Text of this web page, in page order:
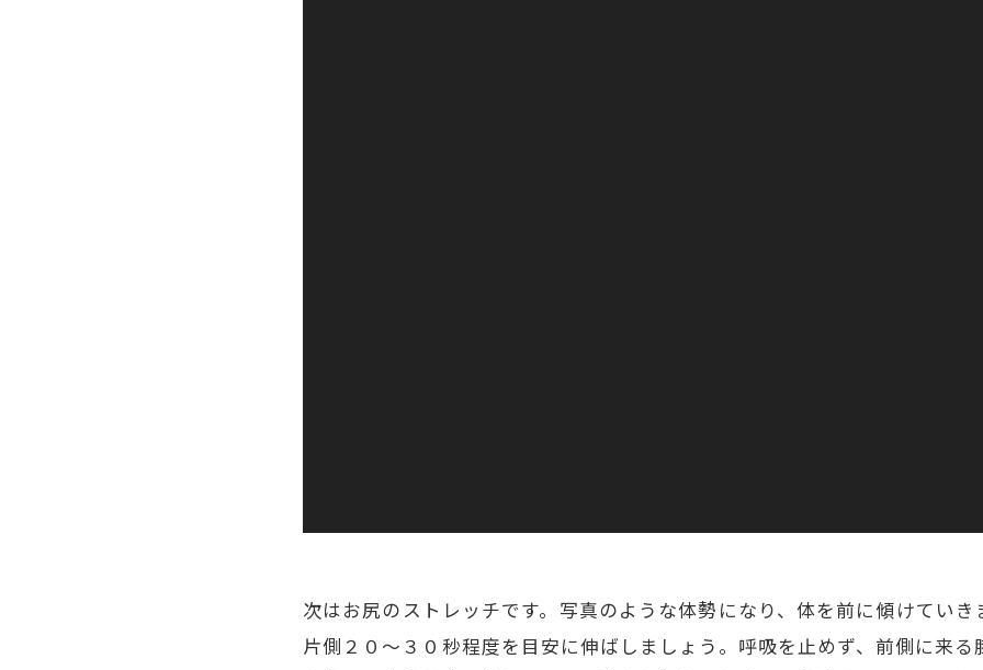
次はお尻のストレッチです。写真のような体勢になり、体を前に傾けていき
片側２０〜３０秒程度を目安に伸ばしましょう。呼吸を止めず、前側に来る